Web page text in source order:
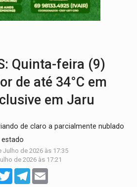
TCE reúne candidatos ao Governo e apresenta
Quinta-feira (9)
de até 34°C em
em Jaru
de claro a parcialmente nublado
Julho de 2026 às 17:35
de 2026 às 17:21
TwitterTelegram